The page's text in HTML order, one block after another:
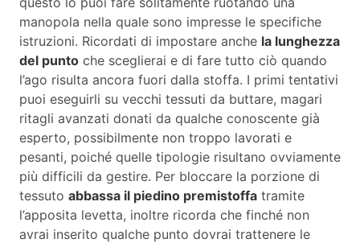
manopola nella quale sono impresse le specifiche
istruzioni. Ricordati di impostare anche la lunghezza
del punto che sceglierai e di fare tutto ciò quando
l’ago risulta ancora fuori dalla stoffa. I primi tentativi
puoi eseguirli su vecchi tessuti da buttare, magari
ritagli avanzati donati da qualche conoscente già
esperto, possibilmente non troppo lavorati e
pesanti, poiché quelle tipologie risultano ovviamente
più difficili da gestire. Per bloccare la porzione di
tessuto abbassa il piedino premistoffa tramite
l’apposita levetta, inoltre ricorda che finché non
avrai inserito qualche punto dovrai trattenere le